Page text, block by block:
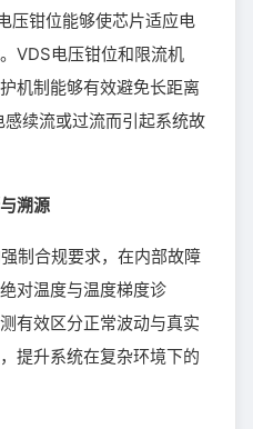
压钳位能够使芯片适应电
VDS电压钳位和限流机
机制能够有效避免长距离
续流或过流而引起系统故
溯源
制合规要求，在内部故障
对温度与温度梯度诊
有效区分正常波动与真实
提升系统在复杂环境下的